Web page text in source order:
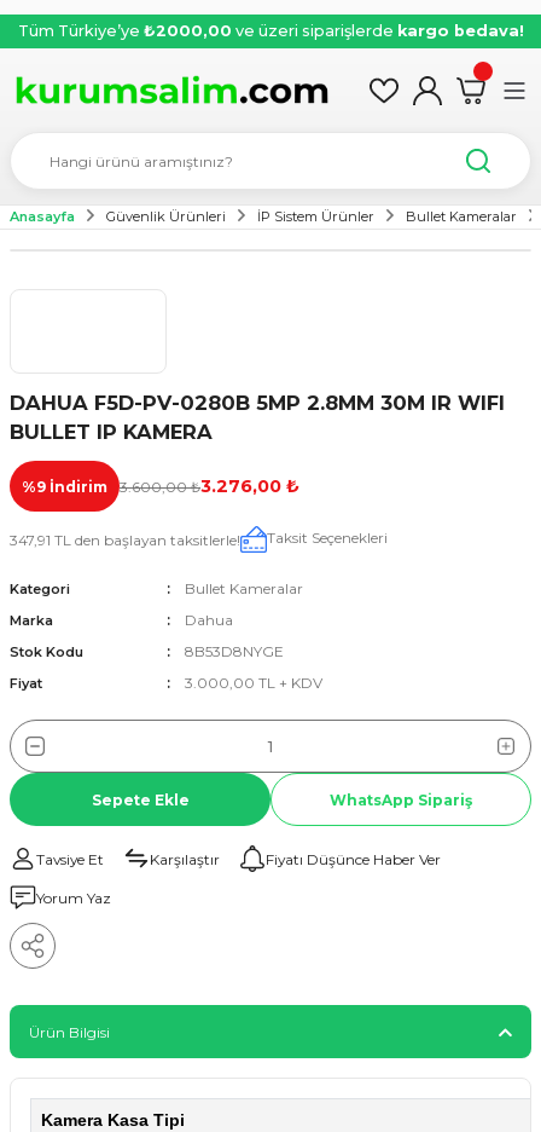
Tüm Türkiye’ye ₺2000,00 ve üzeri siparişlerde kargo bedava!
Anasayfa Güvenlik Ürünleri İP Sistem Ürünler Bullet Kameralar
DAHUA F5D-PV-0280B 5MP 2.8MM 30M IR WIFI
BULLET IP KAMERA
%9 İndirim 3.600,00 ₺3.276,00 ₺
347,91 TL den başlayan taksitlerle! Taksit Seçenekleri
Kategori Bullet Kameralar
Marka Dahua
Stok Kodu 8B53D8NYGE
Fiyat 3.000,00 TL + KDV
Sepete Ekle WhatsApp Sipariş
Tavsiye Et Karşılaştır Fiyatı Düşünce Haber Ver
Yorum Yaz
Ürün Bilgisi
Kamera Kasa Tipi